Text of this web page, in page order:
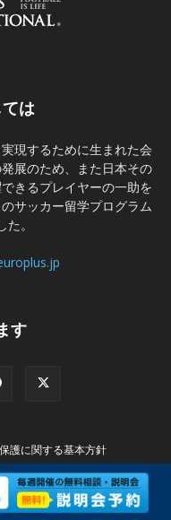
は
現するために生まれた会
展のため、また日本その
きるプレイヤーの一助を
サッカー留学プログラム
。
す
護に関する基本方針
表記
Ltd. All rights Reserved..